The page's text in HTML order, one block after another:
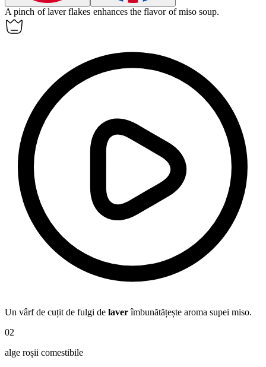
A pinch of laver flakes enhances the flavor of miso soup.
Un vârf de cuțit de fulgi de laverîmbunătățește aroma supei miso.
02
alge roșii comestibile